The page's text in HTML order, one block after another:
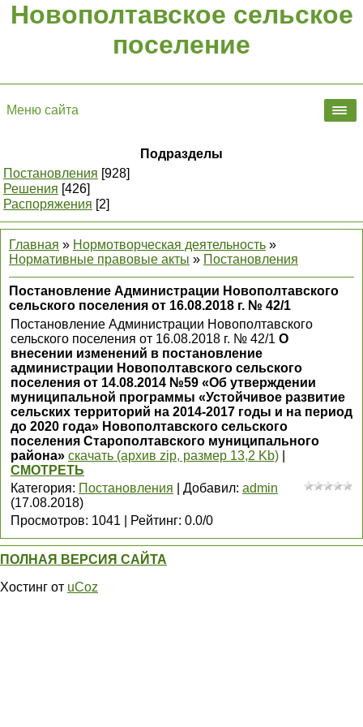
Новополтавское сельское
поселение
Меню сайта
Подразделы
Постановления [928]
Решения [426]
Распоряжения [2]
Главная » Нормотворческая деятельность »
Нормативные правовые акты » Постановления
Постановление Администрации Новополтавского
сельского поселения от 16.08.2018 г. № 42/1
Постановление Администрации Новополтавского
сельского поселения от 16.08.2018 г. № 42/1 О
внесении изменений в постановление
администрации Новополтавского сельского
поселения от 14.08.2014 №59 «Об утверждении
муниципальной программы «Устойчивое развитие
сельских территорий на 2014-2017 годы и на период
до 2020 года» Новополтавского сельского
поселения Старополтавского муниципального
района» скачать (архив zip, размер 13,2 Kb)
СМОТРЕТЬ
Категория: Постановления Добавил: admin
(17.08.2018)
Просмотров: 1041 Рейтинг: 0.0/0
ПОЛНАЯ ВЕРСИЯ САЙТА
Хостинг от uCoz